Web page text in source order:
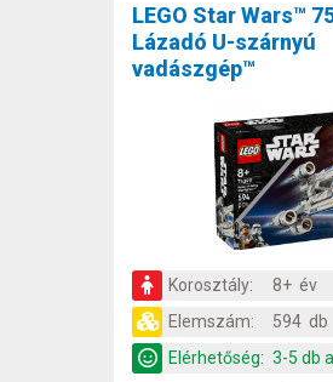
LEGO Star Wars™
Lázadó U-szárnyú
vadászgép™
Korosztály:
8+ év
Elemszám:
594 db
Elérhetőség: 3-5 db